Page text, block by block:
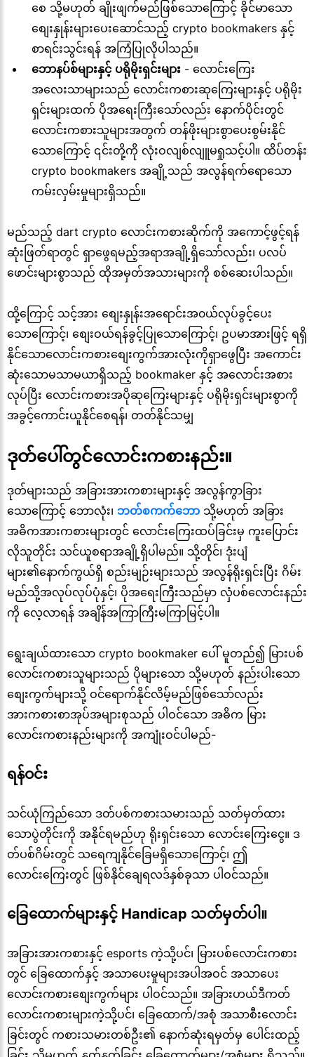
စေ သို့မဟုတ် ချိုးဖျက်မည်ဖြစ်သောကြောင့် ခိုင်မာသော
စျေးနှုန်းများပေးဆောင်သည့် crypto bookmakers နှင့်
စာရင်းသွင်းရန် အကြံပြုလိုပါသည်။
ဘောနပ်စ်များနှင့် ပရိုမိုးရှင်းများ - လောင်းကြေး
အလေးသာများသည် လောင်းကစားဆုကြေးများနှင့် ပရိုမိုး
ရှင်းများထက် ပိုအရေးကြီးသော်လည်း နောက်ပိုင်းတွင်
လောင်းကစားသူများအတွက် တန်ဖိုးများစွာပေးစွမ်းနိုင်
သောကြောင့် ၎င်းတို့ကို လုံးဝလျစ်လျူမရှုသင့်ပါ။ ထိပ်တန်း
crypto bookmakers အချို့သည် အလွန်ရက်ရောသော
ကမ်းလှမ်းမှုများရှိသည်။
မည်သည့် dart crypto လောင်းကစားဆိုက်ကို အကောင့်ဖွင့်ရန်
ဆုံးဖြတ်ရာတွင် ရှာဖွေရမည့်အရာအချို့ရှိသော်လည်း၊ ပလပ်
ဖောင်းများစွာသည် ထိုအမှတ်အသားများကို စစ်ဆေးပါသည်။
ထို့ကြောင့် သင့်အား စျေးနှုန်းအရောင်းအ၀ယ်လုပ်ခွင့်ပေး
သောကြောင့်၊ စျေးဝယ်ရန်ခွင့်ပြုသောကြောင့်၊ ဥပမာအားဖြင့် ရရှိ
နိုင်သောလောင်းကစားစျေးကွက်အားလုံးကိုရှာဖွေပြီး အကောင်း
ဆုံးသောမသာမယာရှိသည့် bookmaker နှင့် အလောင်းအစား
လုပ်ပြီး လောင်းကစားအပိုဆုကြေးများနှင့် ပရိုမိုးရှင်းများစွာကို
အခွင့်ကောင်းယူနိုင်စေရန်၊ တတ်နိုင်သမျှ
ဒုတ်ပေါ်တွင်လောင်းကစားနည်း။
ဒုတ်များသည် အခြားအားကစားများနှင့် အလွန်ကွာခြား
သောကြောင့် ဘောလုံး၊ ဘတ်စကက်ဘော သို့မဟုတ် အခြား
အဓိကအားကစားများတွင် လောင်းကြေးထပ်ခြင်းမှ ကူးပြောင်း
လိုသူတိုင်း သင်ယူစရာအချို့ရှိပါမည်။ သို့တိုင်၊ ဒုံးပျံ
များ၏နောက်ကွယ်ရှိ စည်းမျဉ်းများသည် အလွန်ရိုးရှင်းပြီး ဂိမ်း
မည်သို့အလုပ်လုပ်ပုံနှင့်၊ ပိုအရေးကြီးသည်မှာ လှံပစ်လောင်းနည်း
ကို လေ့လာရန် အချိန်အကြာကြီးမကြာမြင့်ပါ။
ရွေးချယ်ထားသော crypto bookmaker ပေါ် မူတည်၍ မြားပစ်
လောင်းကစားသူများသည် ပိုများသော သို့မဟုတ် နည်းပါးသော
စျေးကွက်များသို့ ဝင်ရောက်နိုင်လိမ့်မည်ဖြစ်သော်လည်း
အားကစားစာအုပ်အများစုသည် ပါဝင်သော အဓိက မြား
လောင်းကစားနည်းများကို အကျုံးဝင်ပါမည်-
ရန်ဝင်း
သင်ယုံကြည်သော ဒတ်ပစ်ကစားသမားသည် သတ်မှတ်ထား
သောပွဲတိုင်းကို အနိုင်ရမည်ဟု ရိုးရှင်းသော လောင်းကြေးငွေ။ ဒ
တ်ပစ်ဂိမ်းတွင် သရေကျနိုင်ခြေမရှိသောကြောင့်၊ ဤ
လောင်းကြေးတွင် ဖြစ်နိုင်ချေရလဒ်နှစ်ခုသာ ပါဝင်သည်။
ခြေထောက်များနှင့် Handicap သတ်မှတ်ပါ။
အခြားအားကစားနှင့် esports ကဲ့သို့ပင်၊ မြားပစ်လောင်းကစား
တွင် ခြေထောက်နှင့် အသာပေးမှုများအပါအဝင် အသာပေး
လောင်းကစားစျေးကွက်များ ပါဝင်သည်။ အခြားဟယ်ဒီကတ်
လောင်းကစားများကဲ့သို့ပင်၊ ခြေထောက်/အစုံ အသာစီးလောင်း
ခြင်းတွင် ကစားသမားတစ်ဦး၏ နောက်ဆုံးရမှတ်မှ ပေါင်းထည့်